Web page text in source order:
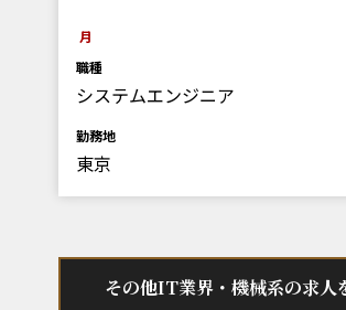
月
職種
システムエンジニア
勤務地
東京
その他IT業界・機械系の求人